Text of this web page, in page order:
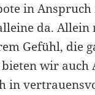
in
da.
Gefühl, die
bieten wir
in